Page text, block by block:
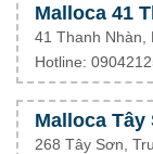
Malloca 41
41 Thanh Nhàn,
Hotline:
Malloca Tây
268 Tây Sơn,